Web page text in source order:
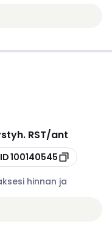
RST/ant
100140545
hinnan ja